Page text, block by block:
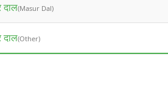
दाल(Masur Dal)
दाल(Other)